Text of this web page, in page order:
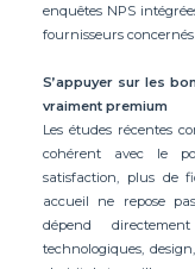
enquêtes NPS
fournisseurs concernés
S’appuyer sur les
vraiment premium
Les études récentes
cohérent avec le
satisfaction, plus de
accueil ne repose
dépend
technologiques,